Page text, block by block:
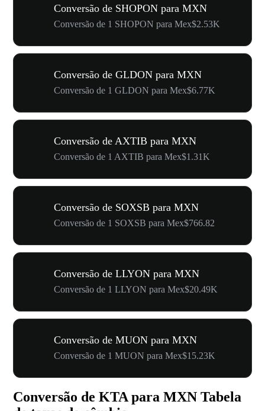
Conversão de SHOPON para MXN
Conversão de 1 SHOPON para Mex$2.53K
Conversão de GLDON para MXN
Conversão de 1 GLDON para Mex$6.77K
Conversão de AXTIB para MXN
Conversão de 1 AXTIB para Mex$1.31K
Conversão de SOXSB para MXN
Conversão de 1 SOXSB para Mex$766.82
Conversão de LLYON para MXN
Conversão de 1 LLYON para Mex$20.49K
Conversão de MUON para MXN
Conversão de 1 MUON para Mex$15.23K
Conversão de KTA para MXN Tabela